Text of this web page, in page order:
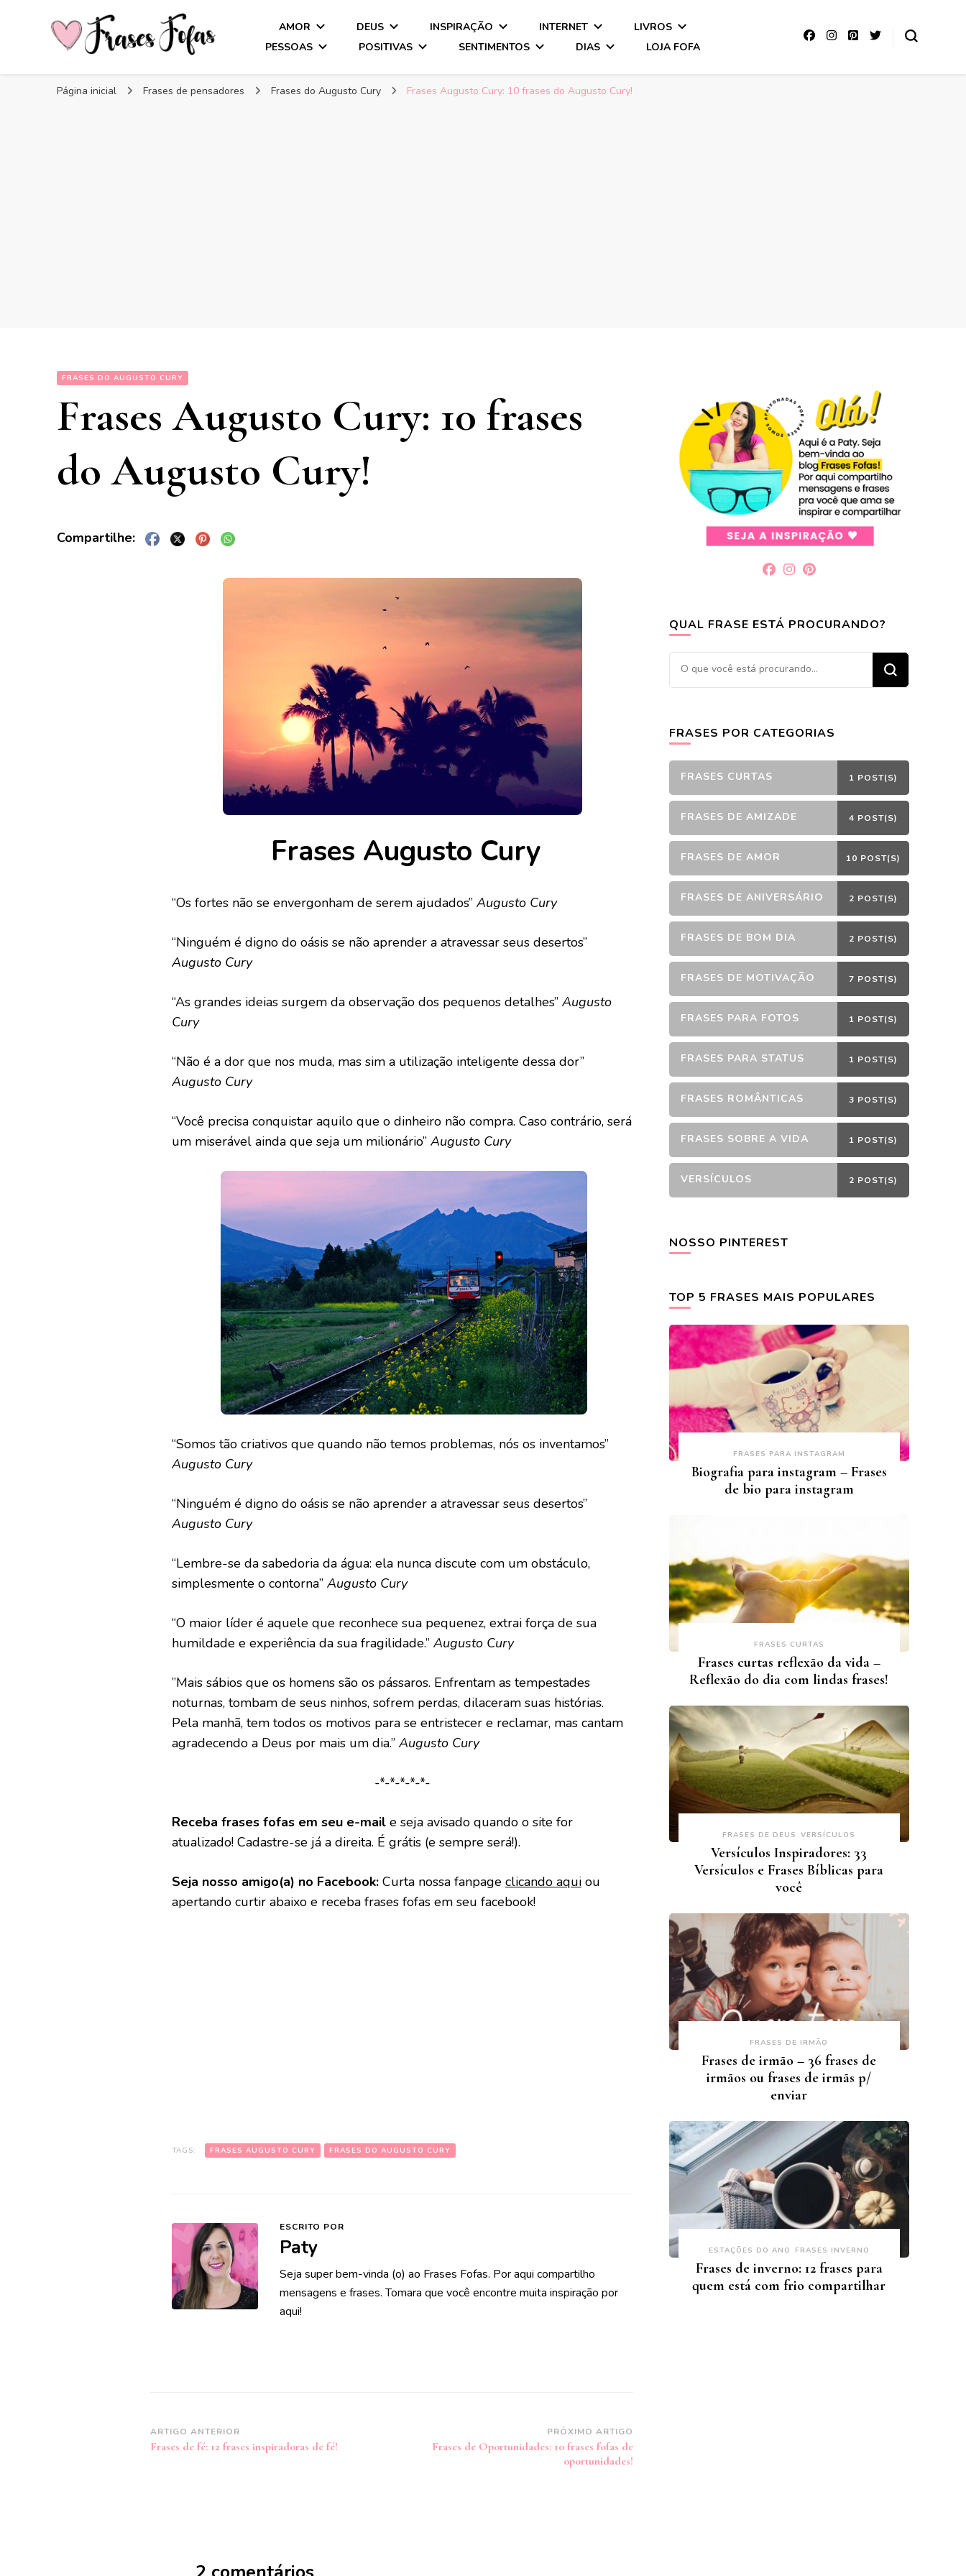
Frases Fofas
AMOR DEUS INSPIRAÇÃO INTERNET
LIVROS
PESSOAS
POSITIVAS SENTIMENTOS DIAS LOJA FOFA
Página inicial Frases de pensadores Frases do Augusto Cury Frases Augusto Cury: 10 frases do Augusto Cury!
FRASES DO AUGUSTO CURY
Frases Augusto Cury: 10 frases
do Augusto Cury!
Frases Augusto Cury
“Os fortes não se envergonham de serem ajudados” Augusto Cury
“Ninguém é digno do oásis se não aprender a atravessar seus desertos”
Augusto Cury
“As grandes ideias surgem da observação dos pequenos detalhes” Augusto
Cury
“Não é a dor que nos muda, mas sim a utilização inteligente dessa dor”
Augusto Cury
“Você precisa conquistar aquilo que o dinheiro não compra. Caso contrário, será
um miserável ainda que seja um milionário” Augusto Cury
“Somos tão criativos que quando não temos problemas, nós os inventamos”
Augusto Cury
“Ninguém é digno do oásis se não aprender a atravessar seus desertos”
Augusto Cury
“Lembre-se da sabedoria da água: ela nunca discute com um obstáculo,
simplesmente o contorna” Augusto Cury
“O maior líder é aquele que reconhece sua pequenez, extrai força de sua
humildade e experiência da sua fragilidade.” ‪‎ Augusto ‪Cury
”Mais sábios que os homens são os pássaros. Enfrentam as tempestades
noturnas, tombam de seus ninhos, sofrem perdas, dilaceram suas histórias.
Pela manhã, tem todos os motivos para se entristecer e reclamar, mas cantam
agradecendo a Deus por mais um dia.” Augusto Cury
-*-*-*-*-*-
Receba frases fofas em seu e-mail e seja avisado quando o site for
atualizado! Cadastre-se já a direita. É grátis (e sempre será!).
Seja nosso amigo(a) no Facebook: Curta nossa fanpage clicando aqui ou
apertando curtir abaixo e receba frases fofas em seu facebook!
TAGS: FRASES AUGUSTO CURY FRASES DO AUGUSTO CURY
ESCRITO POR
Paty
Seja super bem-vinda (o) ao Frases Fofas. Por aqui compartilho
mensagens e frases. Tomara que você encontre muita inspiração por
aqui!
Navegação
de
ARTIGO ANTERIOR
Frases de fé: 12 frases inspiradoras de fé!
PRÓXIMO ARTIGO
Frases de Oportunidades: 10 frases fofas de
oportunidades!
QUAL FRASE ESTÁ PROCURANDO?
Procurando
algo?
FRASES POR CATEGORIAS
FRASES CURTAS 1 POST(S)
FRASES DE AMIZADE 4 POST(S)
FRASES DE AMOR 10 POST(S)
FRASES DE ANIVERSÁRIO 2 POST(S)
FRASES DE BOM DIA 2 POST(S)
FRASES DE MOTIVAÇÃO 7 POST(S)
FRASES PARA FOTOS 1 POST(S)
FRASES PARA STATUS 1 POST(S)
FRASES ROMÂNTICAS 3 POST(S)
FRASES SOBRE A VIDA 1 POST(S)
VERSÍCULOS 2 POST(S)
NOSSO PINTEREST
TOP 5 FRASES MAIS POPULARES
FRASES PARA INSTAGRAM
Biografia para instagram – Frases
de bio para instagram
FRASES CURTAS
Frases curtas reflexão da vida –
Reflexão do dia com lindas frases!
FRASES DE DEUS VERSÍCULOS
Versículos Inspiradores: 33
Versículos e Frases Bíblicas para
você
FRASES DE IRMÃO
Frases de irmão – 36 frases de
irmãos ou frases de irmãs p/
enviar
ESTAÇÕES DO ANO FRASES INVERNO
Frases de inverno: 12 frases para
quem está com frio compartilhar